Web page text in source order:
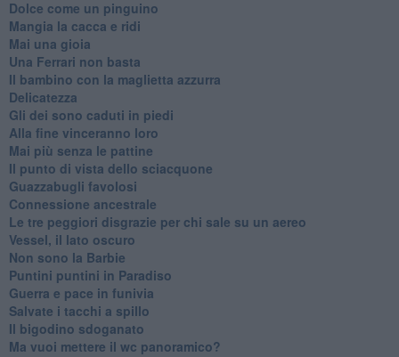
Dolce come un pinguino
Mangia la cacca e ridi
Mai una gioia
Una Ferrari non basta
Il bambino con la maglietta azzurra
Delicatezza
Gli dei sono caduti in piedi
Alla fine vinceranno loro
Mai più senza le pattine
Il punto di vista dello sciacquone
Guazzabugli favolosi
Connessione ancestrale
Le tre peggiori disgrazie per chi sale su un aereo
Vessel, il lato oscuro
Non sono la Barbie
Puntini puntini in Paradiso
Guerra e pace in funivia
Salvate i tacchi a spillo
Il bigodino sdoganato
Ma vuoi mettere il wc panoramico?